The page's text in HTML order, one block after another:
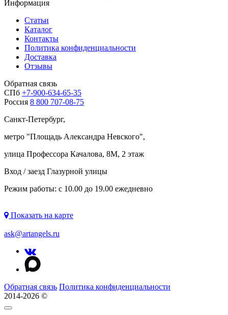
Информация
Статьи
Каталог
Контакты
Политика конфиденциальности
Доставка
Отзывы
Обратная связь
СПб +7-900-634-65-35
Россия 8 800 707-08-75
Санкт-Петербург,
метро "Площадь Александра Невского",
улица Профессора Качалова, 8М, 2 этаж
Вход / заезд Глазурной улицы
Режим работы: с 10.00 до 19.00 ежедневно
Показать на карте
ask@artangels.ru
Обратная связь Политика конфиденциальности
2014-2026 ©